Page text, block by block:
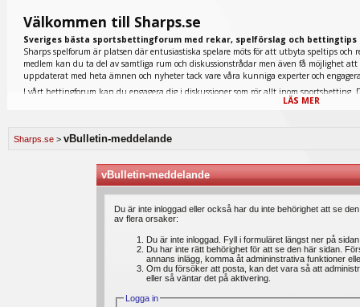
Välkommen till Sharps.se
Sveriges bästa sportsbettingforum med rekar, spelförslag och bettingtips
Sharps spelforum är platsen där entusiastiska spelare möts för att utbyta speltips och
medlem kan du ta del av samtliga rum och diskussionstrådar men även få möjlighet
uppdaterat med heta ämnen och nyheter tack vare våra kunniga experter och
I vårt bettingforum kan du engagera dig i diskussioner som rör allt inom sportsbetting.
tennis finns representerade nedan men även extremt populära fantasy sports och e-
Vi lägger ständigt ut nya artiklar i vårt oddsforum där medlemmar kan läsa
förbättras. Välkommen!
Bli medlem gratishos oss och du kommer att få möjlighet att skapa trådar, skriva
LÄS MER
Sharps.se > vBulletin-meddelande
vBulletin-meddelande
Du är inte inloggad eller också har du inte behörighet att se
av flera orsaker:
Du är inte inloggad. Fyll i formuläret längst ner på
Du har inte rätt behörighet för att se den här sidan.
annans inlägg, komma åt admininstrativa funktioner
Om du försöker att posta, kan det vara så att
eller så väntar det på aktivering.
Logga in